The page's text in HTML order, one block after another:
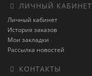
ЛИЧНЫЙ КАБИНЕТ
Личный кабинет
История заказов
Мои закладки
Рассылка новостей
КОНТАКТЫ